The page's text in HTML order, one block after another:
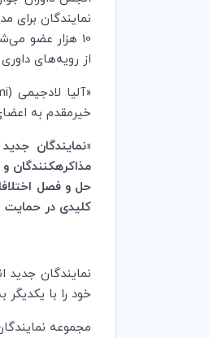
نمایندگان
10 هزار عضو
از رویه‌های
«آلیا لادجیمی (
خیرمقدم به
«نمایندگان
مذاکره‏کنندگان
حل و فصل
کلیدی در حمایت
نمایندگان جدید
خود را با
مجموعه نمایندگان حال حاضر